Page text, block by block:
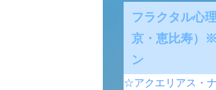
フラクタル心
京・恵比寿）
ン
☆アクエリアス・ナ